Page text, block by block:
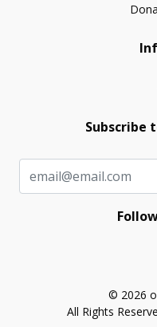
Subscribe
© 2026
All Rights